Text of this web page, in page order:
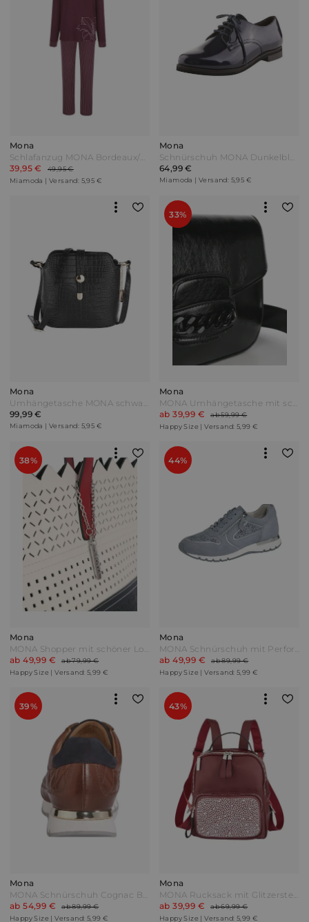
Mona
Schlafanzug MONA Bordeaux/Ecru Rot
39,95 €
49,95 €
Miamoda | Versand: 5,95 €
Mona
Schnürschuh MONA Dunkelblau
64,99 €
Miamoda | Versand: 5,95 €
Mona
Umhängetasche MONA schwarz-kroko
99,99 €
Miamoda | Versand: 5,95 €
33%
Mona
MONA Umhängetasche mit schönem Kettenelement Schwarz
ab 39,99 €
ab 59,99 €
Happy Size | Versand: 5,99 €
38%
Mona
MONA Shopper mit schöner Lochung Marine Weiß
ab 49,99 €
ab 79,99 €
Happy Size | Versand: 5,99 €
44%
Mona
MONA Schnürschuh mit Perforation Blau
ab 49,99 €
ab 89,99 €
Happy Size | Versand: 5,99 €
39%
Mona
MONA Schnürschuh Cognac Braun
ab 54,99 €
ab 89,99 €
Happy Size | Versand: 5,99 €
43%
Mona
MONA Rucksack mit Glitzersteinchen Bordeaux Rot
ab 39,99 €
ab 69,99 €
Happy Size | Versand: 5,99 €